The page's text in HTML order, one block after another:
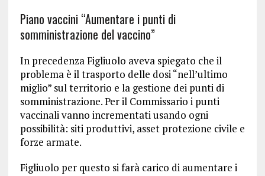
Piano vaccini “Aumentare i punti di
somministrazione del vaccino”
In precedenza Figliuolo aveva spiegato che il
problema è il trasporto delle dosi “nell’ultimo
miglio” sul territorio e la gestione dei punti di
somministrazione. Per il Commissario i punti
vaccinali vanno incrementati usando ogni
possibilità: siti produttivi, asset protezione civile e
forze armate.
Figliuolo per questo si farà carico di aumentare i